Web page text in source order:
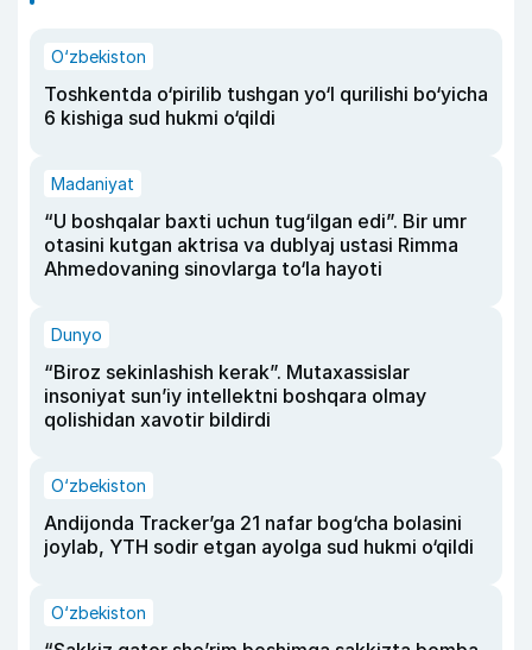
O‘zbekiston
Toshkentda o‘pirilib tushgan yo‘l qurilishi bo‘yicha
6 kishiga sud hukmi o‘qildi
Madaniyat
“U boshqalar baxti uchun tug‘ilgan edi”. Bir umr
otasini kutgan aktrisa va dublyaj ustasi Rimma
Ahmedovaning sinovlarga to‘la hayoti
Dunyo
“Biroz sekinlashish kerak”. Mutaxassislar
insoniyat sun’iy intellektni boshqara olmay
qolishidan xavotir bildirdi
O‘zbekiston
Andijonda Tracker’ga 21 nafar bog‘cha bolasini
joylab, YTH sodir etgan ayolga sud hukmi o‘qildi
O‘zbekiston